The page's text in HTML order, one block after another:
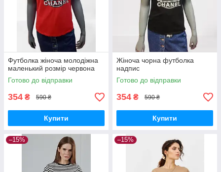
Футболка жіноча молодіжна
маленький розмір червона
Готово до відправки
354 ₴ 590 ₴
Купити
Жіноча чорна футболка
надпис
Готово до відправки
354 ₴ 590 ₴
Купити
–15% –15%